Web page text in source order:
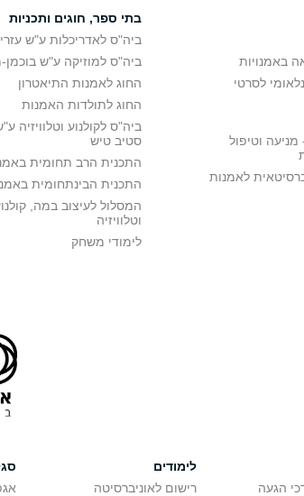
באמנויות
לסרטי
וטיפול
לאמנות
בתי ספר, חוגים ותכניות
ביה"ס לאדריכלות ע"ש
ביה"ס למוזיקה ע"ש
החוג לאמנות התיאטרון
החוג לתולדות האמנות
ביה"ס לקולנוע וטלוויזיה
סטיב טיש
התכנית הרב תחומית
התכנית הבינתחומית
המסלול לעיצוב במה,
וטלוויזיה
לימודי משחק
הגעה
לימודים
רישום לאוניברסיטה